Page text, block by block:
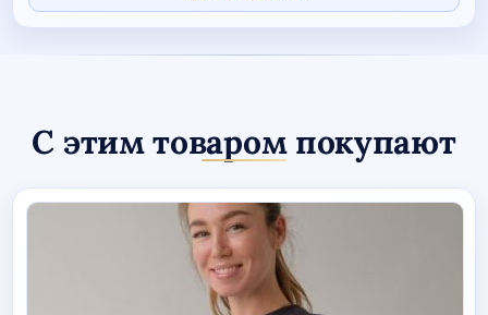
С этим товаром покупают